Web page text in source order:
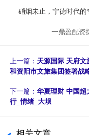
硝烟未止，宁德时代的
一鼎盈配资
上一篇： 天源国际 天府
和资阳市文旅集团签署战
下一篇： 华夏理财 中国
行_情绪_大坝
相关文章